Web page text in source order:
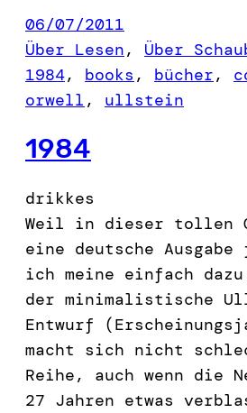
06/07/2011
Über Lesen, Über
1984, books , bücher,
orwell , ullstein
1984
drikkes
Weil in dieser tollen
eine deutsche
ich meine einfach
der minimalistische
Entwurf
macht sich nicht
Reihe, auch wenn die
27 Jahren etwas